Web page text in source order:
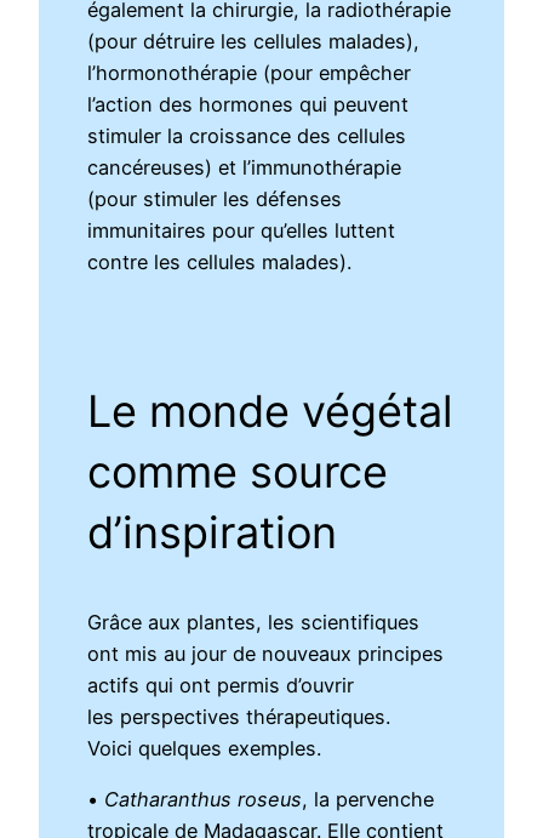
également la chirurgie, la radiothérapie
(pour détruire les cellules malades),
l’hormonothérapie (pour empêcher
l’action des hormones qui peuvent
stimuler la croissance des cellules
cancéreuses) et l’immunothérapie
(pour stimuler les défenses
immunitaires pour qu’elles luttent
contre les cellules malades).
Le monde végétal
comme source
d’inspiration
Grâce aux plantes, les scientifiques
ont mis au jour de nouveaux principes
actifs qui ont permis d’ouvrir
les perspectives thérapeutiques.
Voici quelques exemples.
• Catharanthus roseus, la pervenche
tropicale de Madagascar. Elle contient